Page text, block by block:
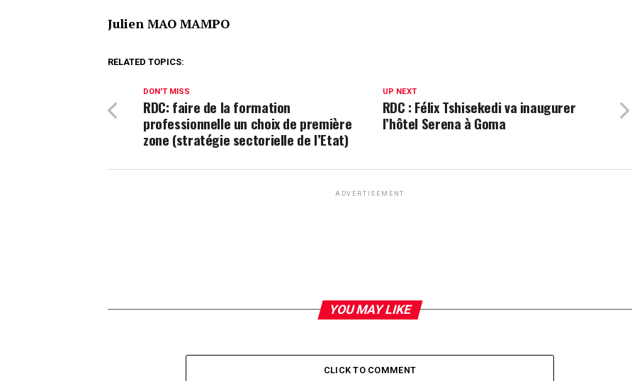
Julien MAO MAMPO
RELATED TOPICS:
UP NEXT
RDC : Félix Tshisekedi va inaugurer
l’hôtel Serena à Goma
DON'T MISS
RDC: faire de la formation
professionnelle un choix de première
zone (stratégie sectorielle de l’Etat)
ADVERTISEMENT
YOU MAY LIKE
CLICK TO COMMENT